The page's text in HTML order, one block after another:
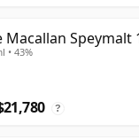
Macallan Speymalt
• 43%
?